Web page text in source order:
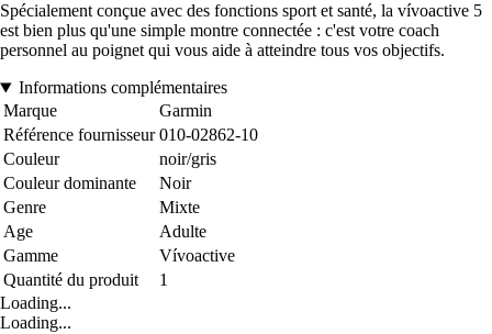
Spécialement conçue avec des fonctions sport et santé, la vívoactive 5
est bien plus qu'une simple montre connectée : c'est votre coach
personnel au poignet qui vous aide à atteindre tous vos objectifs.
Informations complémentaires
Marque
Garmin
Référence fournisseur 010-02862-10
Couleur
noir/gris
Couleur dominante
Noir
Genre
Mixte
Age
Adulte
Gamme
Vívoactive
Quantité du produit
1
Loading...
Loading...